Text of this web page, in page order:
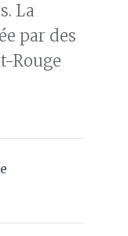
La
par des
Rouge